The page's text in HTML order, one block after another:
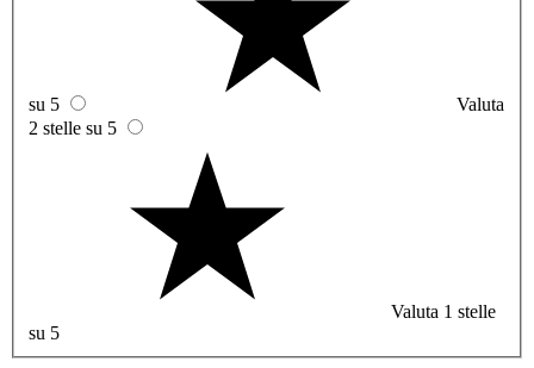
su 5
Valuta
2 stelle su 5
Valuta 1 stelle
su 5